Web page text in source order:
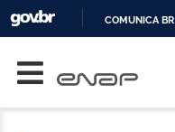
COMUNICA BR